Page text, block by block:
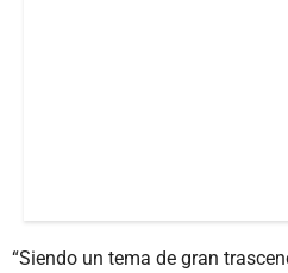
“Siendo un tema de gran